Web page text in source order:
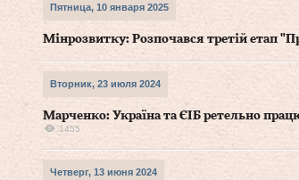
Пятница, 10 января 2025
Мінрозвитку: Розпочався третій етап
Вторник, 23 июля 2024
Марченко: Україна та ЄІБ ретельно
1455
Четверг, 13 июня 2024